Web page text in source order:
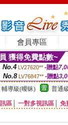
會員專區
獲得免費點數~
No.4 LV27620** -贈點
No.8 LV76847** -贈點
輔導級(曖昧) 普通
區 一對多視訊區 免